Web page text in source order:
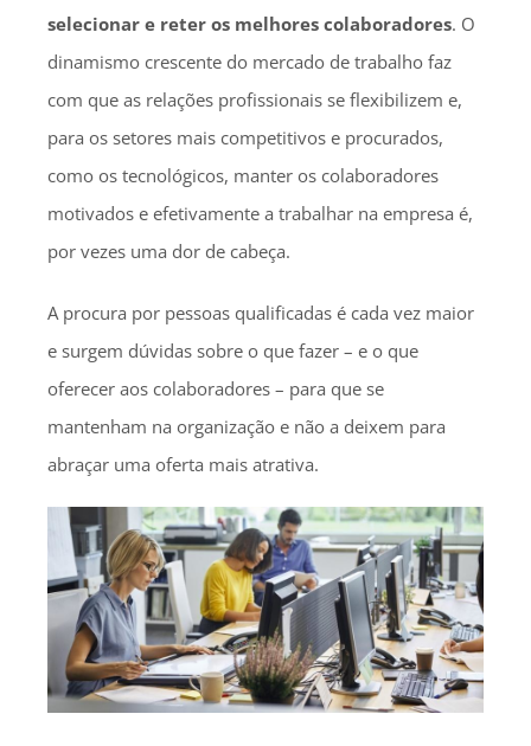
selecionar e reter os melhores colaboradores. O
dinamismo crescente do mercado de trabalho faz
com que as relações profissionais se flexibilizem e,
para os setores mais competitivos e procurados,
como os tecnológicos, manter os colaboradores
motivados e efetivamente a trabalhar na empresa é,
por vezes uma dor de cabeça.
A procura por pessoas qualificadas é cada vez maior
e surgem dúvidas sobre o que fazer – e o que
oferecer aos colaboradores – para que se
mantenham na organização e não a deixem para
abraçar uma oferta mais atrativa.